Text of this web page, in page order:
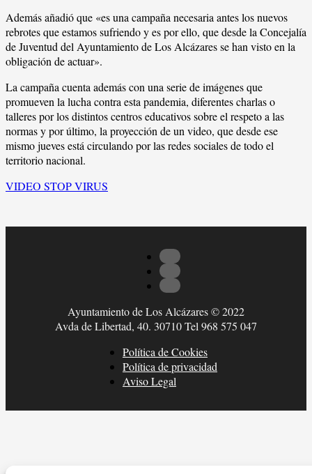
Además añadió que «es una campaña necesaria antes los nuevos
rebrotes que estamos sufriendo y es por ello, que desde la Concejalía
de Juventud del Ayuntamiento de Los Alcázares se han visto en la
obligación de actuar».
La campaña cuenta además con una serie de imágenes que
promueven la lucha contra esta pandemia, diferentes charlas o
talleres por los distintos centros educativos sobre el respeto a las
normas y por último, la proyección de un video, que desde ese
mismo jueves está circulando por las redes sociales de todo el
territorio nacional.
VIDEO STOP VIRUS
Ayuntamiento de Los Alcázares © 2022
Avda de Libertad, 40. 30710 Tel 968 575 047
Política de Cookies
Política de privacidad
Aviso Legal